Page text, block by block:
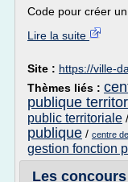
Code pour créer un
Lire la suite
Site : https://ville-
Thèmes liés :
publique
public territoriale /
publique / centre
gestion fonction
Les